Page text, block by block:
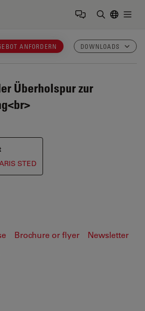
ANFORDERN DOWNLOADS
Überholspur zur
STED
Brochure or flyer
Newsletter